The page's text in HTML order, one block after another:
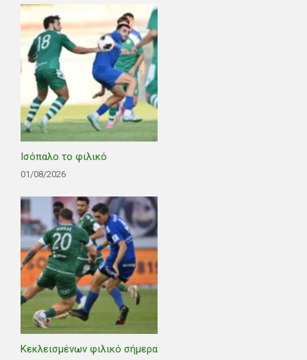
Ισόπαλο το φιλικό
01/08/2026
Κεκλεισμένων φιλικό σήμερα